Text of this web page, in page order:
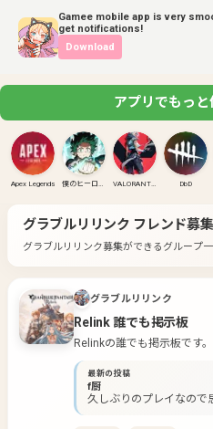
Gamee mobile app is very
get notifications!
Download
アプリでもっ
Apex Legends 僕のヒーローアカデミア ULTRA RUMBLE VALORANT(PC) DbD
グラブルリリンク フレンド募
グラブルリリンク募集ができるグループ一
グラブルリリンク
Relink 誰でも掲示板
Relinkの誰でも掲示板です
集、協力要請など、だれで
ださい！
最新の投稿
f厨
久しぶりのプレイなので